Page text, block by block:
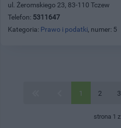
ul. Żeromskiego 23, 83-110 Tczew
Telefon: 5311647
Kategoria: Prawo i podatki, numer: 5
1 2 3
strona 1 z